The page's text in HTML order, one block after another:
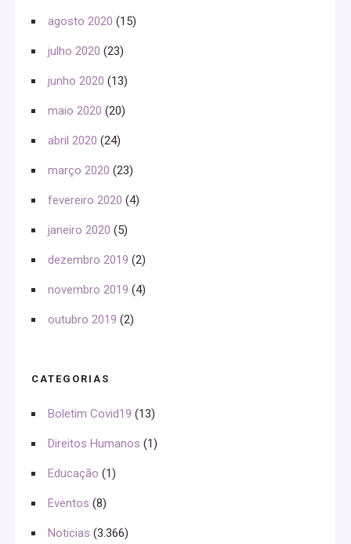
agosto 2020 (15)
julho 2020 (23)
junho 2020 (13)
maio 2020 (20)
abril 2020 (24)
março 2020 (23)
fevereiro 2020 (4)
janeiro 2020 (5)
dezembro 2019 (2)
novembro 2019 (4)
outubro 2019 (2)
CATEGORIAS
Boletim Covid19 (13)
Direitos Humanos (1)
Educação (1)
Eventos (8)
Noticias (3.366)